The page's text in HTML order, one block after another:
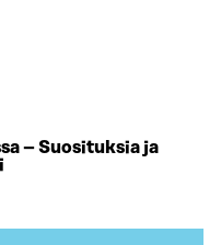
– Suosituksia ja